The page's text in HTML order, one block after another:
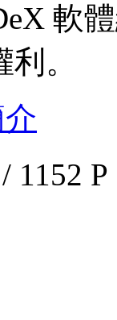
軟
。
/ 1152